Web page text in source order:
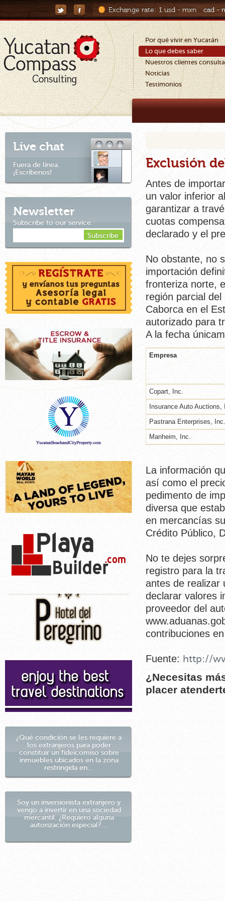
Exchange rate: 1 usd - mxn cad -
Por qué vivir en Yucatán
Lo que debes saber
Nuestros clientes
Noticias
Testimonios
Live chat
Fuera de línea.
¡Escríbenos!
Newsletter
Subscribe to our service.
¿Qué condición se les requiere a
los extranjeros para poder
constituir un fideicomiso sobre
inmuebles ubicados en la zona
restringida en...
Soy un inversionista extranjero y
vengo a invertir en una sociedad
mercantil. ¿Requiero alguna
autorización especial?...
Exclusión
Antes de
un valor inferior
garantizar a
cuotas
declarado y el
No obstante, no
importación
fronteriza norte,
región parcial
Caborca en el
autorizado para
A la fecha
Empresa
Copart, Inc.
Insurance Auto Auctions,
Pastrana Enterprises,
Manheim, Inc.
La información
así como el
pedimento de
diversa que
en mercancías
Crédito Público,
No te dejes
registro para la
antes de realizar
declarar valores
proveedor del
contribuciones
Fuente: http://
¿Necesitas
placer